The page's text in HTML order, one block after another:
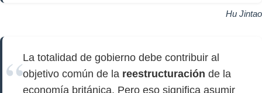
Hu Jintao
La totalidad de gobierno debe contribuir al
objetivo común de la reestructuración de la
economía británica. Pero eso significa asumir